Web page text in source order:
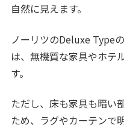
自然に見えます。
ノーリツのDeluxe Type
は、無機質な家具やホテ
す。
ただし、床も家具も暗い
ため、ラグやカーテンで